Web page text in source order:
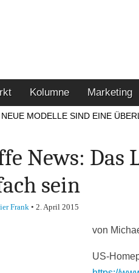
Kolumne Marketing
NEUE MODELLE SIND EINE
News: Das
sein
Frank• 2. April 2015
von
US-